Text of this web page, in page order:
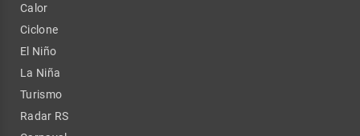
Calor
Ciclone
El Niño
La Niña
Turismo
Radar RS